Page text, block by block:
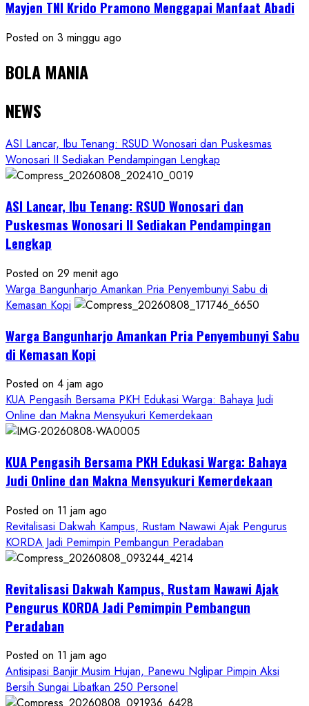
Mayjen TNI Krido Pramono Menggapai Manfaat Abadi
Posted on 3 minggu ago
BOLA MANIA
NEWS
ASI Lancar, Ibu Tenang: RSUD Wonosari dan Puskesmas
Wonosari II Sediakan Pendampingan Lengkap
ASI Lancar, Ibu Tenang: RSUD Wonosari dan
Puskesmas Wonosari II Sediakan Pendampingan
Lengkap
Posted on 29 menit ago
Warga Bangunharjo Amankan Pria Penyembunyi Sabu di
Kemasan Kopi
Warga Bangunharjo Amankan Pria Penyembunyi Sabu
di Kemasan Kopi
Posted on 4 jam ago
KUA Pengasih Bersama PKH Edukasi Warga: Bahaya Judi
Online dan Makna Mensyukuri Kemerdekaan
KUA Pengasih Bersama PKH Edukasi Warga: Bahaya
Judi Online dan Makna Mensyukuri Kemerdekaan
Posted on 11 jam ago
Revitalisasi Dakwah Kampus, Rustam Nawawi Ajak Pengurus
KORDA Jadi Pemimpin Pembangun Peradaban
Revitalisasi Dakwah Kampus, Rustam Nawawi Ajak
Pengurus KORDA Jadi Pemimpin Pembangun
Peradaban
Posted on 11 jam ago
Antisipasi Banjir Musim Hujan, Panewu Nglipar Pimpin Aksi
Bersih Sungai Libatkan 250 Personel